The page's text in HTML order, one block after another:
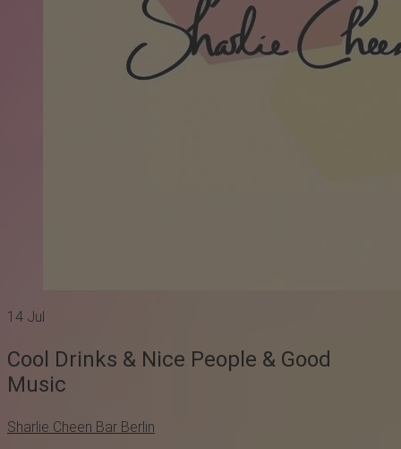
14 Jul
Cool Drinks & Nice People & Good
Music
Sharlie Cheen Bar Berlin